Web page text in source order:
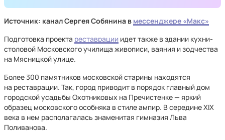
Источник: канал Сергея Собянина в мессенджере «Макс»
Подготовка проекта реставрации идет также в здании кухни-
столовой Московского училища живописи, ваяния и зодчества
на Мясницкой улице.
Более 300 памятников московской старины находятся
на реставрации. Так, город приводит в порядок главный дом
городской усадьбы Охотниковых на Пречистенке — яркий
образец московского особняка в стиле ампир. В середине XIX
века в нем располагалась знаменитая гимназия Льва
Поливанова.